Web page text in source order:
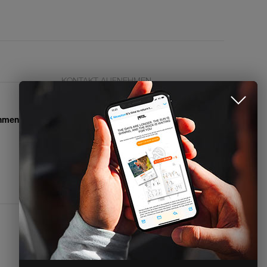
KONTAKT AUFNEHMEN
Petzl Deutschland
info.deutschland@petzl.com
+49 8847 698880
Kontaktformular
Pressezugang
Rechtliche Hinweise
Richtlinien zum Datenschutz, zur
Verarbeitung personenbezogener Daten
Accessibility Declaration
Cookie-Einstellungen